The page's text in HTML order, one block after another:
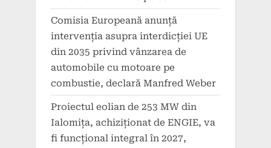
Comisia Europeană anunță
intervenția asupra interdicției UE
din 2035 privind vânzarea de
automobile cu motoare pe
combustie, declară Manfred Weber
Proiectul eolian de 253 MW din
Ialomița, achiziționat de ENGIE, va
fi funcțional integral în 2027,